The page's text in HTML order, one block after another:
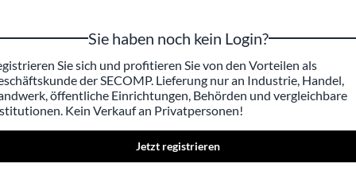
Sie haben noch kein Login?
Sie sich und profitieren Sie von den Vorteilen als
der SECOMP. Lieferung nur an Industrie, Handel,
öffentliche Einrichtungen, Behörden und vergleichbare
Kein Verkauf an Privatpersonen!
Jetzt registrieren